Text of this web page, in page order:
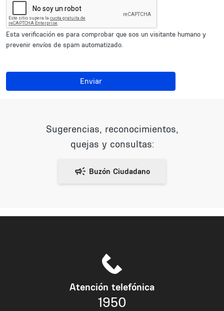
Esta verificación es para comprobar que sos un visitante humano y
prevenir envíos de spam automatizado.
Enviar
Sugerencias, reconocimientos,
quejas y consultas:
Atención telefónica
1950